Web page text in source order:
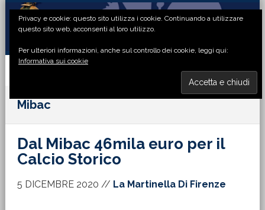
Passa
primaria
Passa
principale
Passa
laterale
Passa
di
Mibac
Dal Mibac 46mila euro per il
Calcio Storico
5 DICEMBRE 2020 // La Martinella Di Firenze
Privacy e cookie: questo sito utilizza i cookie. Continuando a utilizzare
questo sito web, acconsenti al loro utilizzo.
Per ulteriori informazioni, anche sul controllo dei cookie, leggi qui:
Informativa sui cookie